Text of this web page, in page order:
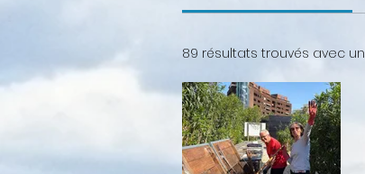
89 résultats trouvés avec